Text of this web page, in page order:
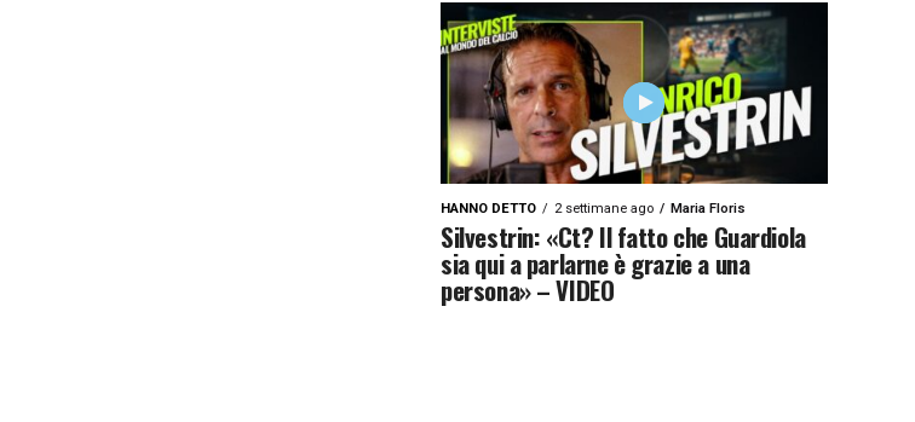
HANNO DETTO 2 settimane ago Maria Floris
Silvestrin: «Ct? Il fatto che Guardiola
sia qui a parlarne è grazie a una
persona» – VIDEO